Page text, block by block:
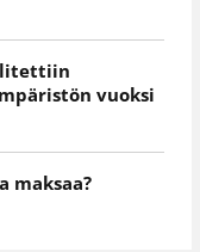
vuoksi
maksaa?